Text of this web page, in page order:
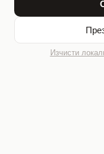
Изчисти